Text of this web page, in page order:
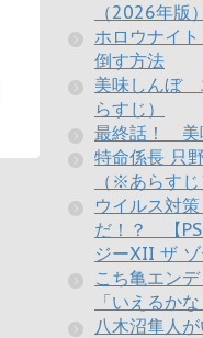
（2026年版）
ホロウナイ
倒す方法
美味しんぼ
らすじ）
最終話！ 美
特命係長 只
（※あらすじ
ウイルス対
だ！？ 【
ジーXII ザ
こち亀エン
「いえるかな
八木沼隼人